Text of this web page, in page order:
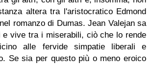
altera tra l'aristocratico Edmond
romanzo di Dumas. Jean Valejan sa
e vive tra i miserabili, ciò che lo rende
alle fervide simpatie liberali e
Se sia per questo più o meno eroico